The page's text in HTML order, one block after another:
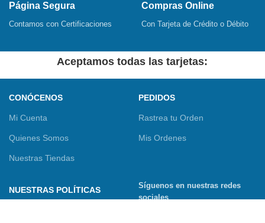
Página Segura
Contamos con Certificaciones
Compras Online
Con Tarjeta de Crédito o Débito
Aceptamos todas las tarjetas:
CONÓCENOS
Mi Cuenta
Quienes Somos
Nuestras Tiendas
PEDIDOS
Rastrea tu Orden
Mis Ordenes
NUESTRAS POLÍTICAS
Síguenos en nuestras redes
sociales